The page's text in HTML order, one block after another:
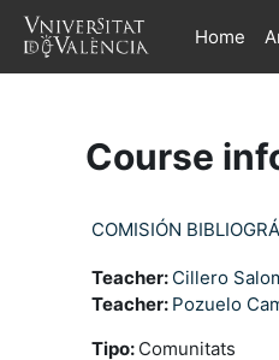
Skip to main content
Home
Course
COMISIÓN
Teacher: Cillero
Teacher: Pozuelo
Tipo: Comunitats